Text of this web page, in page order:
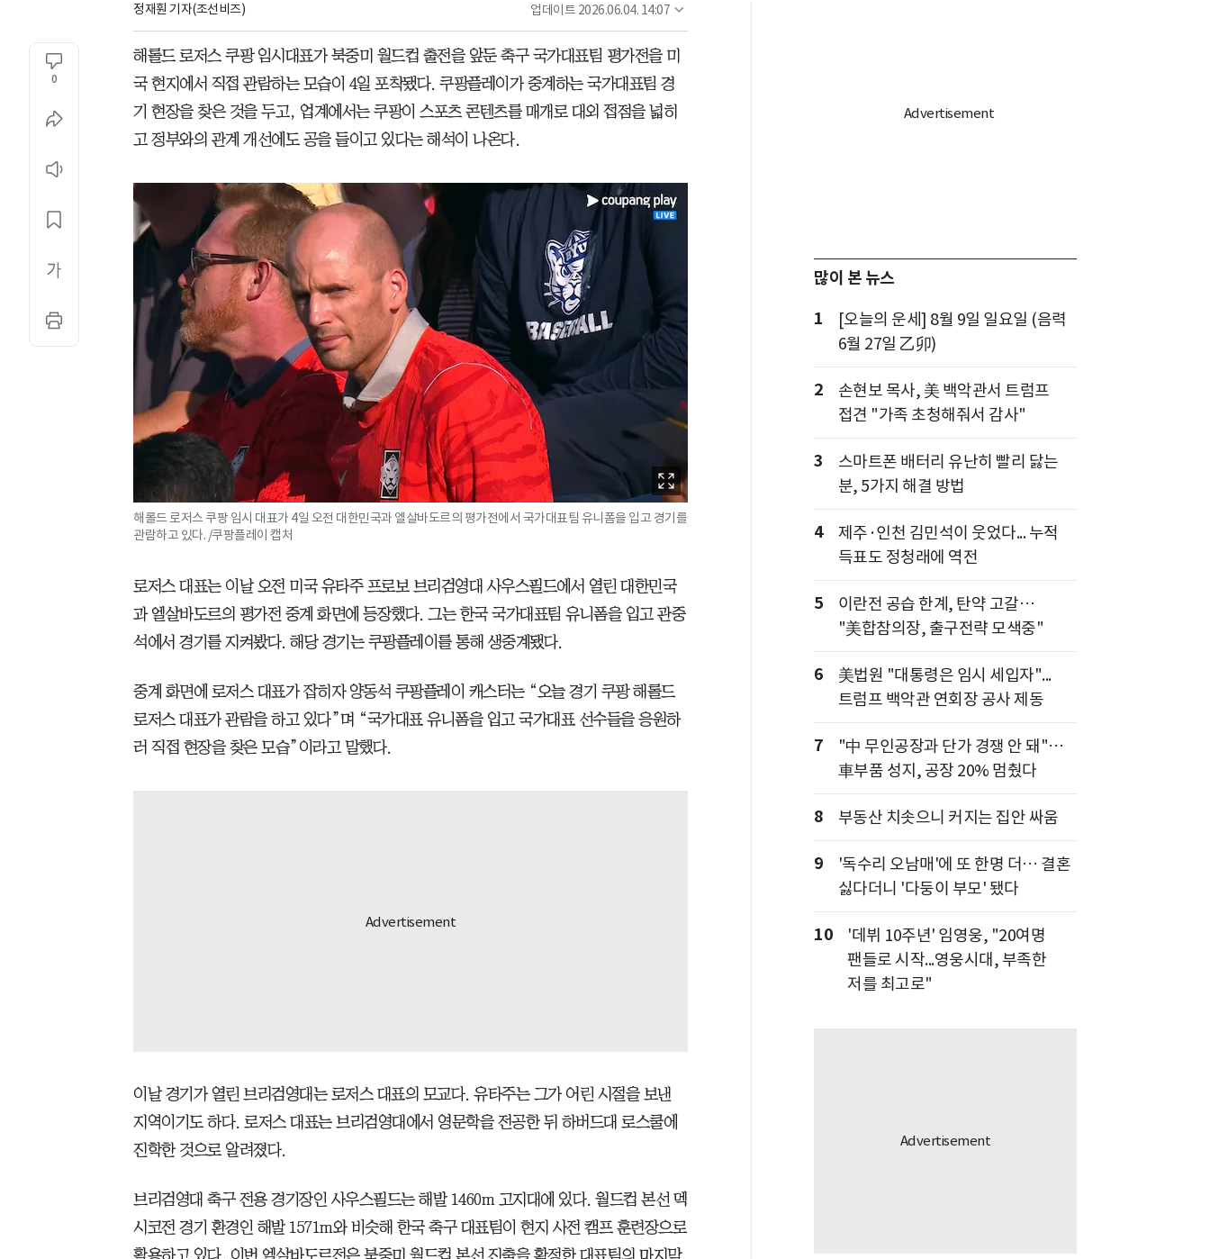
정재훤 기자(조선비즈) 업데이트 2026.06.04. 14:07
0
해롤드 로저스 쿠팡 임시대표가 북중미 월드컵 출전을 앞둔 축구 국가대표팀 평가전을 미
국 현지에서 직접 관람하는 모습이 4일 포착됐다. 쿠팡플레이가 중계하는 국가대표팀 경
기 현장을 찾은 것을 두고, 업계에서는 쿠팡이 스포츠 콘텐츠를 매개로 대외 접점을 넓히
고 정부와의 관계 개선에도 공을 들이고 있다는 해석이 나온다.
해롤드 로저스 쿠팡 임시 대표가 4일 오전 대한민국과 엘살바도르의 평가전에서 국가대표팀 유니폼을 입고 경기를
관람하고 있다. /쿠팡플레이 캡처
로저스 대표는 이날 오전 미국 유타주 프로보 브리검영대 사우스필드에서 열린 대한민국
과 엘살바도르의 평가전 중계 화면에 등장했다. 그는 한국 국가대표팀 유니폼을 입고 관중
석에서 경기를 지켜봤다. 해당 경기는 쿠팡플레이를 통해 생중계됐다.
중계 화면에 로저스 대표가 잡히자 양동석 쿠팡플레이 캐스터는 “오늘 경기 쿠팡 해롤드
로저스 대표가 관람을 하고 있다”며 “국가대표 유니폼을 입고 국가대표 선수들을 응원하
러 직접 현장을 찾은 모습”이라고 말했다.
이날 경기가 열린 브리검영대는 로저스 대표의 모교다. 유타주는 그가 어린 시절을 보낸
지역이기도 하다. 로저스 대표는 브리검영대에서 영문학을 전공한 뒤 하버드대 로스쿨에
진학한 것으로 알려졌다.
브리검영대 축구 전용 경기장인 사우스필드는 해발 1460m 고지대에 있다. 월드컵 본선 멕
시코전 경기 환경인 해발 1571m와 비슷해 한국 축구 대표팀이 현지 사전 캠프 훈련장으로
많이 본 뉴스
1
[오늘의 운세] 8월 9일 일요일 (음력
6월 27일 乙卯)
2
손현보 목사, 美 백악관서 트럼프
접견 "가족 초청해줘서 감사"
3
스마트폰 배터리 유난히 빨리 닳는
분, 5가지 해결 방법
4
제주·인천 김민석이 웃었다... 누적
득표도 정청래에 역전
5
이란전 공습 한계, 탄약 고갈…
"美합참의장, 출구전략 모색중"
6
美법원 "대통령은 임시 세입자"...
트럼프 백악관 연회장 공사 제동
7
"中 무인공장과 단가 경쟁 안 돼"…
車부품 성지, 공장 20% 멈췄다
8 부동산 치솟으니 커지는 집안 싸움
9
'독수리 오남매'에 또 한명 더… 결혼
싫다더니 '다둥이 부모' 됐다
10
'데뷔 10주년' 임영웅, "20여명
팬들로 시작...영웅시대, 부족한
저를 최고로"